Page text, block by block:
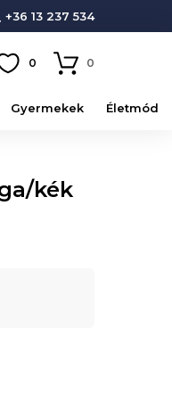
+36 13 237 534
0 0
Gyermekek Életmód
kék